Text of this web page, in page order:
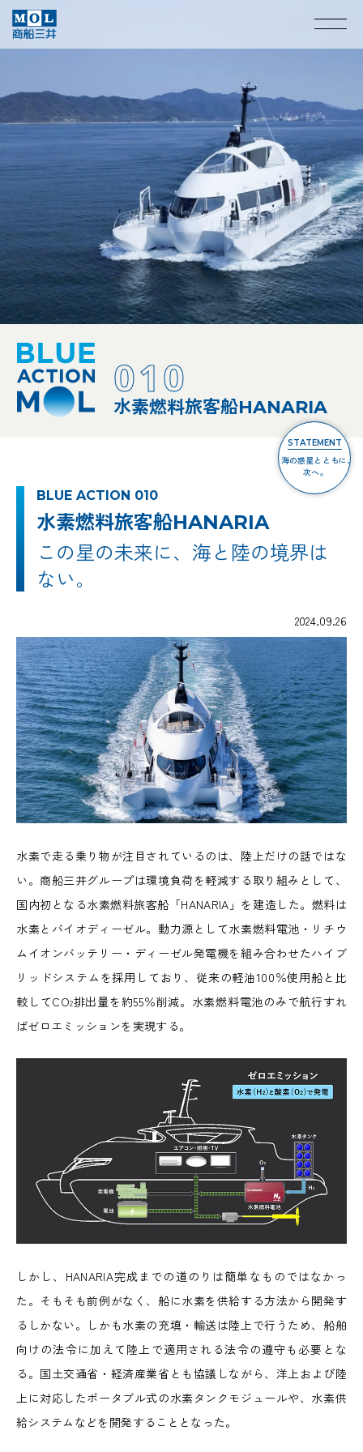
010
水素燃料旅客船HANARIA
STATEMENT
海の惑星とともに、
次へ。
BLUE ACTION 010
水素燃料旅客船HANARIA
この星の未来に、海と陸の境界は
ない。
2024.09.26
水素で走る乗り物が注目されているのは、陸上だけの話ではな
い。商船三井グループは環境負荷を軽減する取り組みとして、
国内初となる水素燃料旅客船「HANARIA」を建造した。燃料は
水素とバイオディーゼル。動力源として水素燃料電池・リチウ
ムイオンバッテリー・ディーゼル発電機を組み合わせたハイブ
リッドシステムを採用しており、従来の軽油100％使用船と比
較してCO2排出量を約55％削減。水素燃料電池のみで航行すれ
ばゼロエミッションを実現する。
しかし、HANARIA完成までの道のりは簡単なものではなかっ
た。そもそも前例がなく、船に水素を供給する方法から開発す
るしかない。しかも水素の充填・輸送は陸上で行うため、船舶
向けの法令に加えて陸上で適用される法令の遵守も必要とな
る。国土交通省・経済産業省とも協議しながら、洋上および陸
上に対応したポータブル式の水素タンクモジュールや、水素供
給システムなどを開発することとなった。